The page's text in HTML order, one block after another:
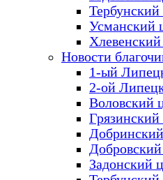
Усманский
Новости
1-ый
2-ой
Воловский
Задонский